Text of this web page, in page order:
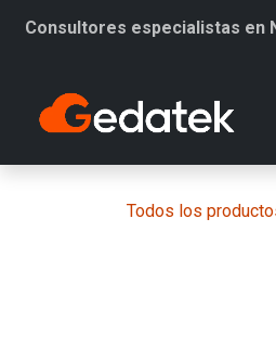
Consultores especialistas en
Todos los